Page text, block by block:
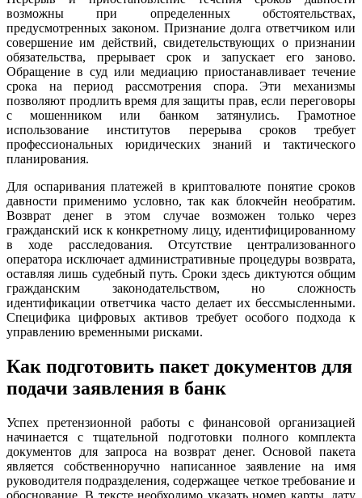
возможны при определенных обстоятельствах,
предусмотренных законом. Признание долга ответчиком или
совершение им действий, свидетельствующих о признании
обязательства, прерывает срок и запускает его заново.
Обращение в суд или медиацию приостанавливает течение
срока на период рассмотрения спора. Эти механизмы
позволяют продлить время для защиты прав, если переговоры
с мошенником или банком затянулись. Грамотное
использование институтов перерыва сроков требует
профессиональных юридических знаний и тактического
планирования.
Для оспаривания платежей в криптовалюте понятие сроков
давности применимо условно, так как блокчейн необратим.
Возврат денег в этом случае возможен только через
гражданский иск к конкретному лицу, идентифицированному
в ходе расследования. Отсутствие централизованного
оператора исключает административные процедуры возврата,
оставляя лишь судебный путь. Сроки здесь диктуются общим
гражданским законодательством, но сложность
идентификации ответчика часто делает их бессмысленными.
Специфика цифровых активов требует особого подхода к
управлению временными рисками.
Как подготовить пакет документов для
подачи заявления в банк
Успех претензионной работы с финансовой организацией
начинается с тщательной подготовки полного комплекта
документов для запроса на возврат денег. Основой пакета
является собственноручно написанное заявление на имя
руководителя подразделения, содержащее четкое требование и
обоснование. В тексте необходимо указать номер карты, дату